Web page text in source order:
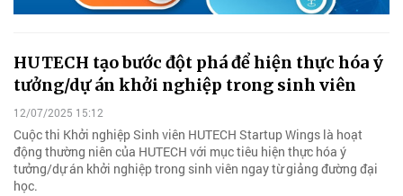
HUTECH tạo bước đột phá để hiện thực hóa ý
tưởng/dự án khởi nghiệp trong sinh viên
12/07/2025 15:12
Cuộc thi Khởi nghiệp Sinh viên HUTECH Startup Wings là hoạt
động thường niên của HUTECH với mục tiêu hiện thực hóa ý
tưởng/dự án khởi nghiệp trong sinh viên ngay từ giảng đường đại
học.